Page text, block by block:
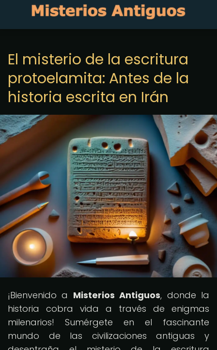
El misterio de la escritura
protoelamita: Antes de la
historia escrita en Irán
¡Bienvenido a Misterios Antiguos, donde la
historia cobra vida a través de enigmas
milenarios! Sumérgete en el fascinante
mundo de las civilizaciones antiguas y